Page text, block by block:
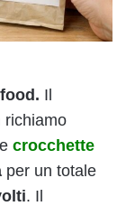
Il
richiamo
crocchette
per un totale
. Il